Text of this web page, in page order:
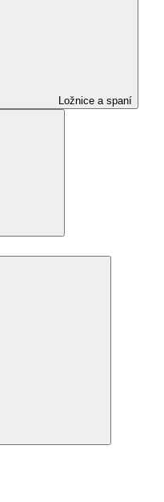
Ložnice a spaní